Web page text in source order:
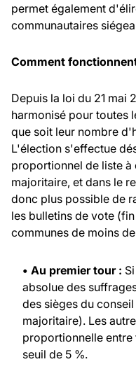
permet également
communautaires
Comment
Depuis la loi du 21 mai
harmonisé pour toutes
que soit leur nombre
L'élection s'effectue
proportionnel de liste à
majoritaire, et dans le
donc plus possible de
les bulletins de vote
communes de moins
• Au premier tour :
absolue des
des sièges du
majoritaire). Les
proportionnelle entre
seuil de 5 %.